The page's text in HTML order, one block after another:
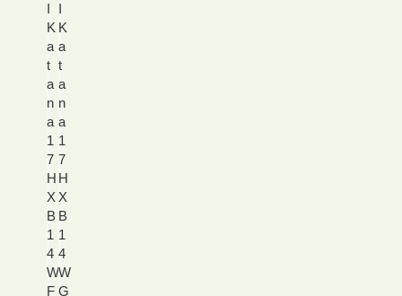
I
K
a
t
a
n
a
1
7
H
X
B
1
4
W
F
I
K
a
t
a
n
a
1
7
H
X
B
1
4
W
G